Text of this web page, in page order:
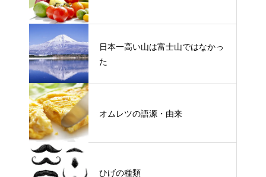
日本一高い山は富士山ではなかっ
た
オムレツの語源・由来
ひげの種類